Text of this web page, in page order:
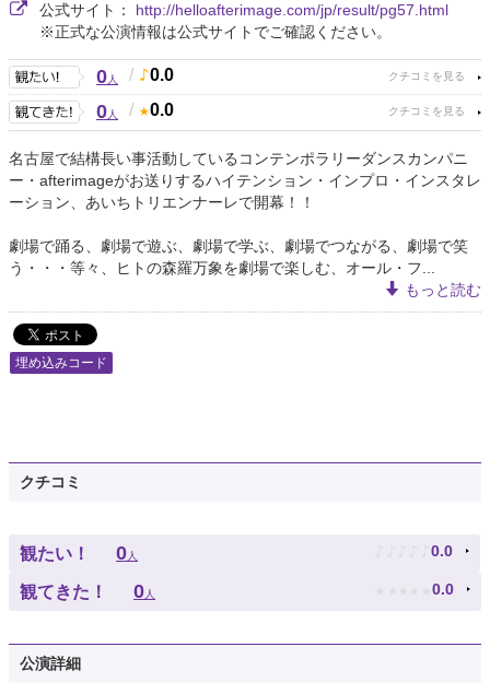
公式サイト： http://helloafterimage.com/jp/result/pg57.html
※正式な公演情報は公式サイトでご確認ください。
0人 / 0.0
0人 / 0.0
名古屋で結構長い事活動しているコンテンポラリーダンスカンパニ
ー・afterimageがお送りするハイテンション・インプロ・インスタレ
ーション、あいちトリエンナーレで開幕！！
劇場で踊る、劇場で遊ぶ、劇場で学ぶ、劇場でつながる、劇場で笑
う・・・等々、ヒトの森羅万象を劇場で楽しむ、オール・フ...
もっと読む
埋め込みコード
クチコミ
観たい！ 0人 ♪ ♪ ♪ ♪ ♪ 0.0
観てきた！ 0人 ★ ★ ★ ★ ★ 0.0
公演詳細